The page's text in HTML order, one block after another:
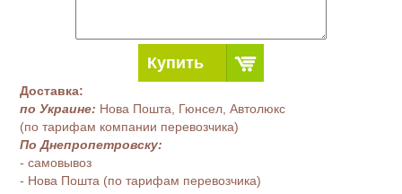
Купить
Доставка:
по Украине: Нова Пошта, Гюнсел, Автолюкс
(по тарифам компании перевозчика)
По Днепропетровску:
- самовывоз
- Нова Пошта (по тарифам перевозчика)